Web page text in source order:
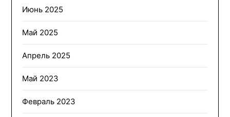
Июнь 2025
Май 2025
Апрель 2025
Май 2023
Февраль 2023